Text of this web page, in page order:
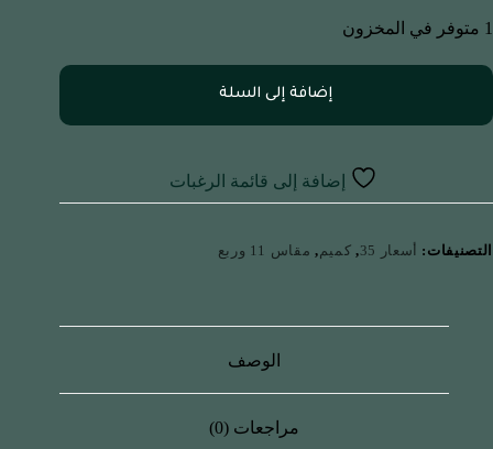
1 متوفر في المخزون
إضافة إلى السلة
إضافة إلى قائمة الرغبات
التصنيفات: أسعار 35 , كميم , مقاس 11 وربع
الوصف
مراجعات (0)